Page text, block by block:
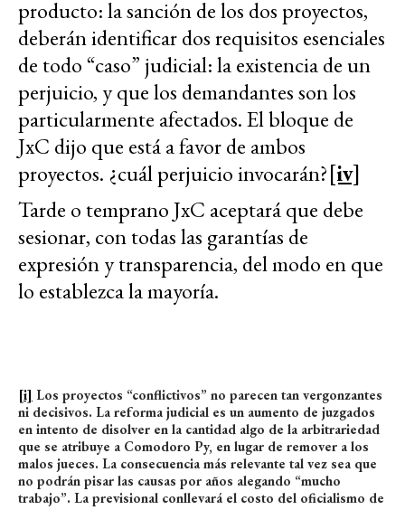
producto: la sanción de los dos proyectos,
deberán identificar dos requisitos esenciales
de todo “caso” judicial: la existencia de un
perjuicio, y que los demandantes son los
particularmente afectados. El bloque de
JxC dijo que está a favor de ambos
proyectos. ¿cuál perjuicio invocarán?[iv]
Tarde o temprano JxC aceptará que debe
sesionar, con todas las garantías de
expresión y transparencia, del modo en que
lo establezca la mayoría.
[i] Los proyectos “conflictivos” no parecen tan vergonzantes
ni decisivos. La reforma judicial es un aumento de juzgados
en intento de disolver en la cantidad algo de la arbitrariedad
que se atribuye a Comodoro Py, en lugar de remover a los
malos jueces. La consecuencia más relevante tal vez sea que
no podrán pisar las causas por años alegando “mucho
trabajo”. La previsional conllevará el costo del oficialismo de